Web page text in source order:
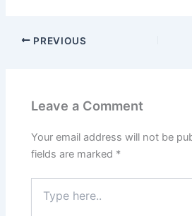
PREVIOUS
Leave a Comment
Your email address will not be
fields are marked *
here..